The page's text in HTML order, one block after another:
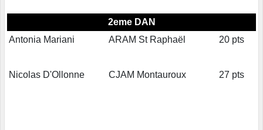
2eme DAN
Antonia Mariani
ARAM St Raphaël 20 pts
Nicolas D'Ollonne CJAM Montauroux 27 pts